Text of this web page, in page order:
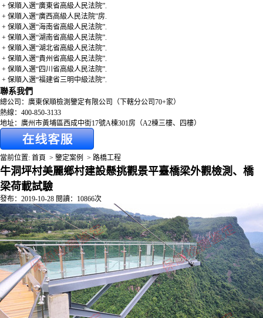
+ 保順入選“廣東省高級人民法院”.
+ 保順入選“廣西高級人民法院”房.
+ 保順入選“海南省高級人民法院”.
+ 保順入選“湖南省高級人民法院”.
+ 保順入選“湖北省高級人民法院”.
+ 保順入選“貴州省高級人民法院”.
+ 保順入選“四川省高級人民法院”.
+ 保順入選“福建省三明中級法院”.
聯系我們
總公司：廣東保順檢測鑒定有限公司（下轄分公司70+家）
熱線：400-850-3133
地址：廣州市黃埔區西成中街17號A棟301房（A2棟三樓、四樓）
當前位置: 首頁 > 鑒定案例 > 路橋工程
牛洞坪村美麗鄉村建設懸挑觀景平臺橋梁外觀檢測、橋
梁荷載試驗
發布：2019-10-28 閱讀：10866次